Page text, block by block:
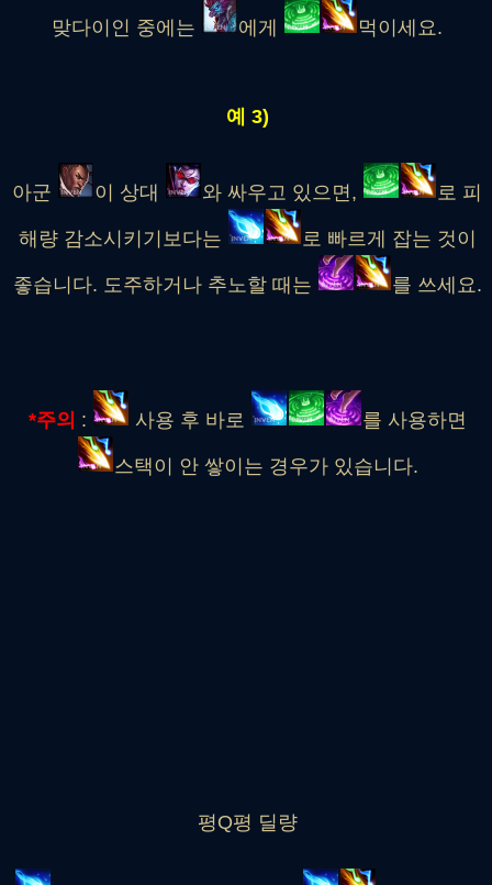
맞다이인 중에는 에게 먹이세요.
예 3)
아군 이 상대 와 싸우고 있으면, 로 피
해량 감소시키기보다는 로 빠르게 잡는 것이
좋습니다. 도주하거나 추노할 때는 를 쓰세요.
*주의 : 사용 후 바로 를 사용하면
스택이 안 쌓이는 경우가 있습니다.
평Q평 딜량